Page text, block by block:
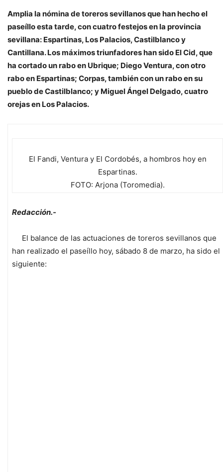
Amplia la nómina de toreros sevillanos que han hecho el
paseíllo esta tarde, con cuatro festejos en la provincia
sevillana: Espartinas, Los Palacios, Castilblanco y
Cantillana. Los máximos triunfadores han sido El Cid, que
ha cortado un rabo en Ubrique; Diego Ventura, con otro
rabo en Espartinas; Corpas, también con un rabo en su
pueblo de Castilblanco; y Miguel Ángel Delgado, cuatro
orejas en Los Palacios.
El Fandi, Ventura y El Cordobés, a hombros hoy en
Espartinas.
FOTO: Arjona (Toromedia).
Redacción.-
El balance de las actuaciones de toreros sevillanos que
han realizado el paseíllo hoy, sábado 8 de marzo, ha sido el
siguiente: